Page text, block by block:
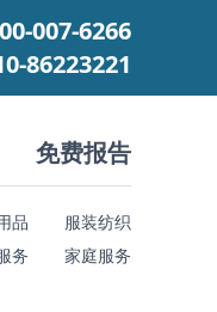
007-6266
86223221
免费报告
品
服装纺织
务 家庭服务